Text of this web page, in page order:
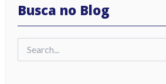
Busca no Blog
Pesquisar
por: